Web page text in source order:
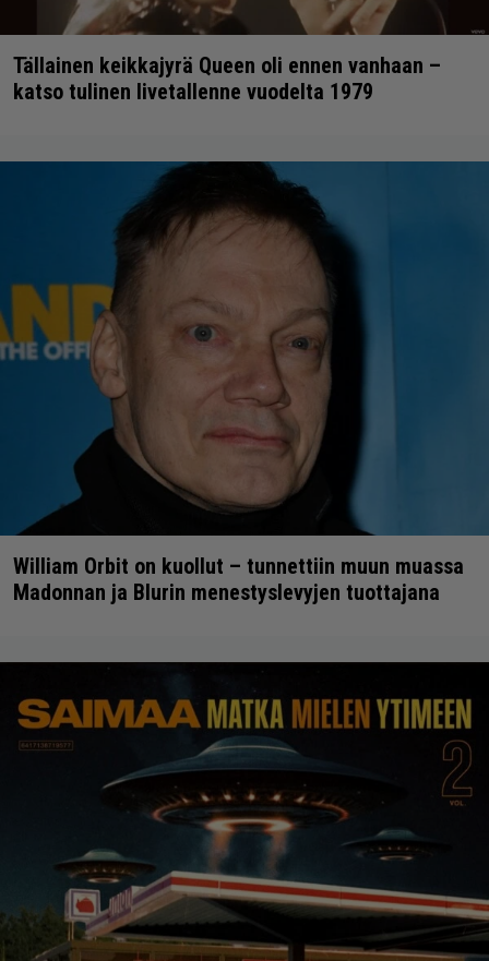
Tällainen keikkajyrä Queen oli ennen vanhaan –
katso tulinen livetallenne vuodelta 1979
William Orbit on kuollut – tunnettiin muun muassa
Madonnan ja Blurin menestyslevyjen tuottajana